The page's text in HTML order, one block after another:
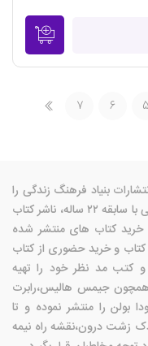
۵ ۶ ۷
بنیاد فرهنگ زندگی را
مشاهده می کنید.انتشارات بنیاد فرهنگ زندگی با سابقه ۲۲ ساله، ناشر کتاب
خرید کتاب های منتشر شده
کتاب و خرید حضوری از کتاب
کتب مد نظر خود را تهیه
همچون جیمس هالیس،رابرت
بولن را منتشر نموده و تا
زشت درون،نقشه راه نیمه